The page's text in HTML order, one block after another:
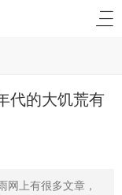
代的大饥荒有
网上有很多文章，